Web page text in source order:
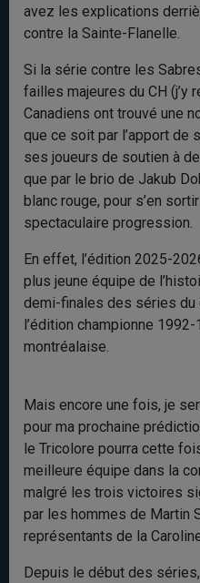
avez les explications
contre la Sainte-Flanelle.
Si la série contre les
failles majeures du CH (j’y
Canadiens ont trouvé une
que ce soit par l’apport de
ses joueurs de soutien à
que par le brio de Jakub
blanc rouge, pour s’en
spectaculaire progression.
En effet, l’édition 2025-
plus jeune équipe de
demi-finales des séries du
l’édition championne
montréalaise.
Mais encore une fois, je
pour ma prochaine
le Tricolore pourra cette
meilleure équipe dans la
malgré les trois victoires
par les hommes de Martin
représentants de la
Depuis le début des